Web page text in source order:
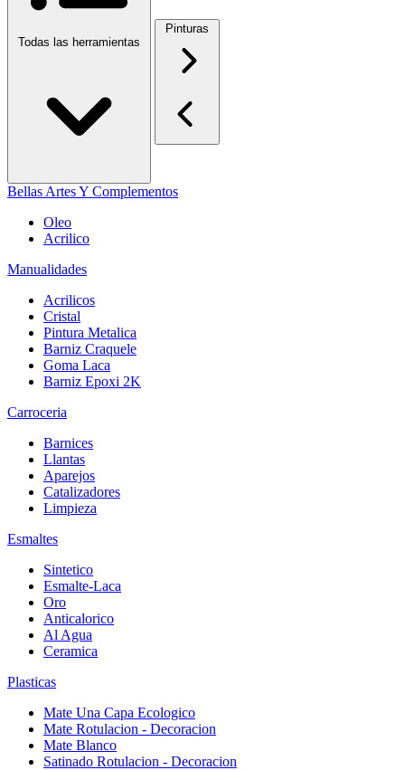
Todas las herramientas
Pinturas
Bellas Artes Y Complementos
Oleo
Acrilico
Manualidades
Acrilicos
Cristal
Pintura Metalica
Barniz Craquele
Goma Laca
Barniz Epoxi 2K
Carroceria
Barnices
Llantas
Aparejos
Catalizadores
Limpieza
Esmaltes
Sintetico
Esmalte-Laca
Oro
Anticalorico
Al Agua
Ceramica
Plasticas
Mate Una Capa Ecologico
Mate Rotulacion - Decoracion
Mate Blanco
Satinado Rotulacion - Decoracion